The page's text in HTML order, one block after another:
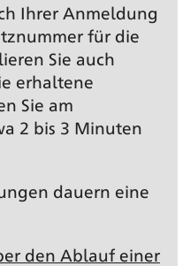
Ihrer Anmeldung
für die
Sie auch
erhaltene
Sie am
2 bis 3 Minuten
dauern eine
den Ablauf einer